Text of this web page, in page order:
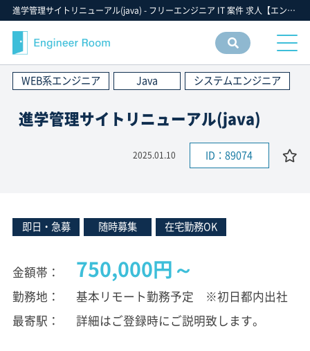
進学管理サイトリニューアル(java) - フリーエンジニア IT 案件 求人【エンジニアルーム】ITフリーランス ITエンジニア IT個人事業主 仕事 転職 募集
情報
検索
WEB系エンジニア Java システムエンジニア
進学管理サイトリニューアル(java)
2025.01.10 ID：89074
即日・急募 随時募集 在宅勤務OK
金額帯 750,000円～
勤務地
基本リモート勤務予定 ※初日都内出社
最寄駅
詳細はご登録時にご説明致します。